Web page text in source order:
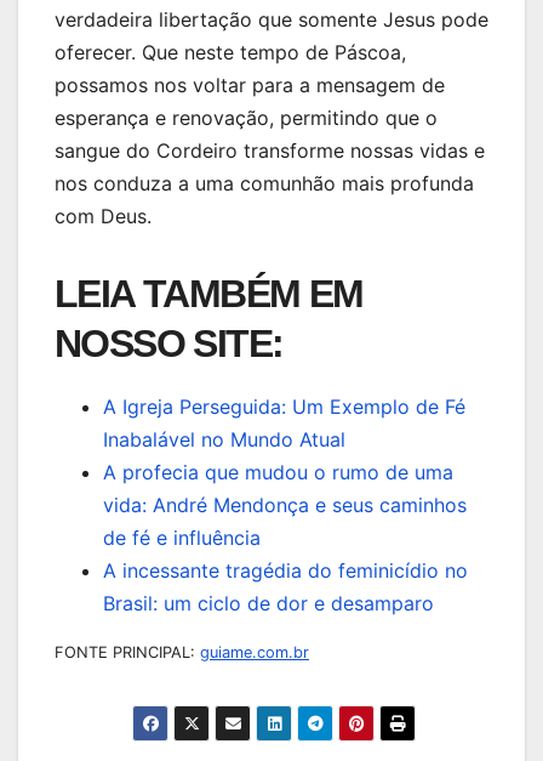
verdadeira libertação que somente Jesus pode
oferecer. Que neste tempo de Páscoa,
possamos nos voltar para a mensagem de
esperança e renovação, permitindo que o
sangue do Cordeiro transforme nossas vidas e
nos conduza a uma comunhão mais profunda
com Deus.
LEIA TAMBÉM EM
NOSSO SITE:
A Igreja Perseguida: Um Exemplo de Fé
Inabalável no Mundo Atual
A profecia que mudou o rumo de uma
vida: André Mendonça e seus caminhos
de fé e influência
A incessante tragédia do feminicídio no
Brasil: um ciclo de dor e desamparo
FONTE PRINCIPAL: guiame.com.br